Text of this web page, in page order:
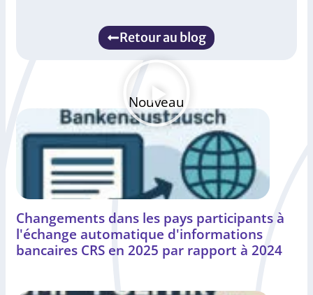
Retour au blog
Nouveau
Changements dans les pays participants à
l'échange automatique d'informations
bancaires CRS en 2025 par rapport à 2024